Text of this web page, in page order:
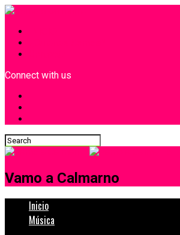
Connect with us
Vamo a Calmarno
Inicio
Música